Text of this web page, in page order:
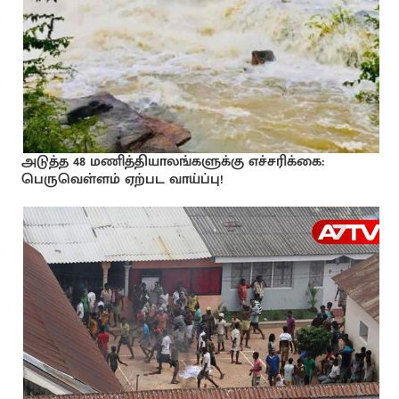
அடுத்த 48 மணித்தியாலங்களுக்கு எச்சரிக்கை:
பெருவெள்ளம் ஏற்பட வாய்ப்பு!